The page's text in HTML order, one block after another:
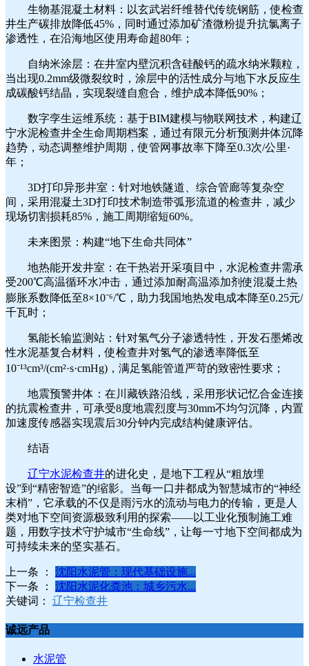
生物基混凝土材料：以玄武岩纤维替代传统钢筋，使检查
井生产碳排放降低45%，同时通过添加矿渣微粉提升抗氯离子
渗透性，在沿海地区使用寿命超80年；
自纳米涂层：在井室内壁沉积含硅酸钙的疏水纳米颗粒，
当出现0.2mm级微裂纹时，涂层中的活性成分与地下水反应生
成碳酸钙结晶，实现裂缝自愈合，维护成本降低90%；
数字孪生运维系统：基于BIM建模与物联网技术，构建辽
宁水泥检查井全生命周期档案，通过有限元分析预测井体沉降
趋势，动态调整维护周期，使管网事故率下降至0.3次/公里·
年；
3D打印异形井室：针对地铁隧道、综合管廊等复杂空
间，采用混凝土3D打印技术制造带弧形流道的检查井，减少
现场切割损耗85%，施工周期缩短60%。
未来图景：构建“地下生命共同体”
地热能开发井室：在干热岩开采项目中，水泥检查井需承
受200℃高温循环水冲击，通过添加耐高温添加剂使混凝土热
膨胀系数降低至8×10⁻⁶/℃，助力我国地热发电成本降至0.25元/
千瓦时；
氢能长输监测站：针对氢气分子渗透特性，开发石墨烯改
性水泥基复合材料，使检查井对氢气的渗透率降低至
10⁻¹³cm³/(cm²·s·cmHg)，满足氢能管道严苛的致密性要求；
地震预警井体：在川藏铁路沿线，采用形状记忆合金连接
的抗震检查井，可承受8度地震烈度与30mm不均匀沉降，内置
加速度传感器实现震后30分钟内完成结构健康评估。
结语
辽宁水泥检查井的进化史，是地下工程从“粗放埋
设”到“精密智造”的缩影。当每一口井都成为智慧城市的“神经
末梢”，它承载的不仅是雨污水的流动与电力的传输，更是人
类对地下空间资源极致利用的探索——以工业化预制施工难
题，用数字技术守护城市“生命线”，让每一寸地下空间都成为
可持续未来的坚实基石。
上一条 ：
沈阳水泥管：现代基础设施...
下一条 ：
沈阳水泥化粪池：城乡污水...
关键词： 辽宁检查井
诚远产品
水泥管